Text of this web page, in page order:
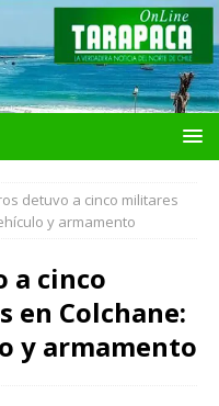
detuvo a cinco militares
y armamento
a cinco
en Colchane:
y armamento